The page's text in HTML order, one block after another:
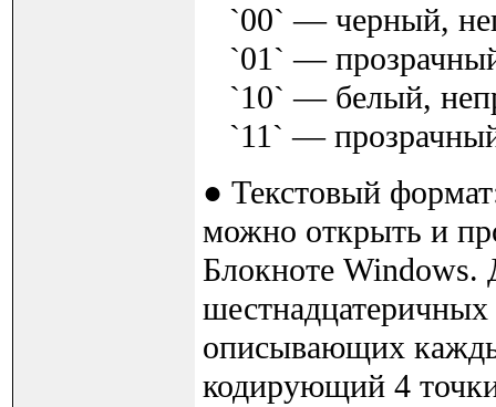
`00` — черный,
`01` —
`10` — белый,
`11` —
● Текстовый
можно открыть и
Блокноте Windows.
описывающих
кодирующий 4